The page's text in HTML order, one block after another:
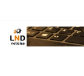
contenido